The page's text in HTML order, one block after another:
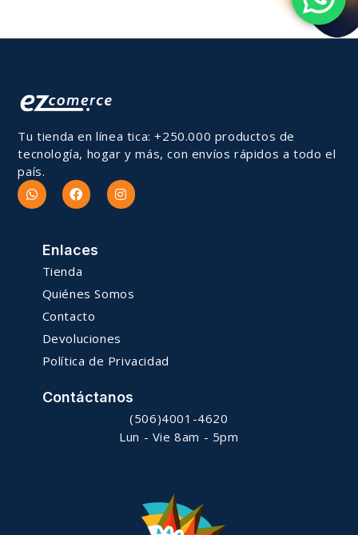
Tu tienda en línea tica: +250.000 productos de
tecnología, hogar y más, con envíos rápidos a todo el
país.
Enlaces
Tienda
Quiénes Somos
Contacto
Devoluciones
Política de Privacidad
Contáctanos
(506)4001-4620
Lun - Vie 8am - 5pm